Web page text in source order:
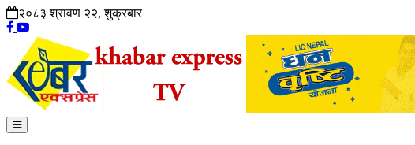
२०८३ श्रावण २२, शुक्रबार